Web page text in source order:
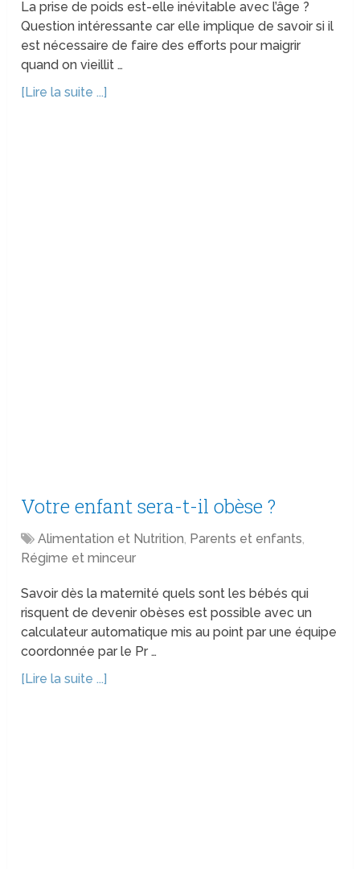
La prise de poids est-elle inévitable avec l’âge ?
Question intéressante car elle implique de savoir si il
est nécessaire de faire des efforts pour maigrir
quand on vieillit …
[Lire la suite ...]
Votre enfant sera-t-il obèse ?
Alimentation et Nutrition, Parents et enfants,
Régime et minceur
Savoir dès la maternité quels sont les bébés qui
risquent de devenir obèses est possible avec un
calculateur automatique mis au point par une équipe
coordonnée par le Pr …
[Lire la suite ...]